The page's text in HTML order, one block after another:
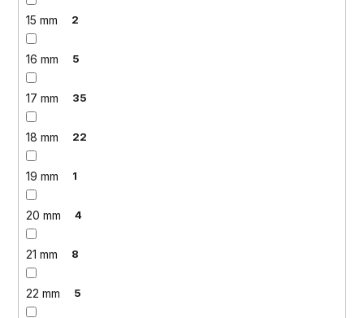
15 mm 2
16 mm 5
17 mm 35
18 mm 22
19 mm 1
20 mm 4
21 mm 8
22 mm 5